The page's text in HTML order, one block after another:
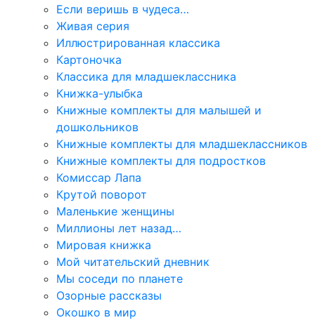
Если веришь в чудеса…
Живая серия
Иллюстрированная классика
Картоночка
Классика для младшеклассника
Книжка-улыбка
Книжные комплекты для малышей и
дошкольников
Книжные комплекты для младшеклассников
Книжные комплекты для подростков
Комиссар Лапа
Крутой поворот
Маленькие женщины
Миллионы лет назад…
Мировая книжка
Мой читательский дневник
Мы соседи по планете
Озорные рассказы
Окошко в мир